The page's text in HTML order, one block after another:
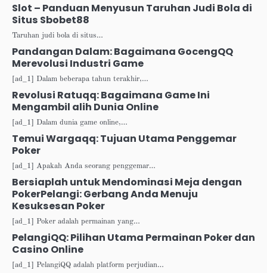
Slot – Panduan Menyusun Taruhan Judi Bola di
Situs Sbobet88
Taruhan judi bola di situs…
Pandangan Dalam: Bagaimana GocengQQ
Merevolusi Industri Game
[ad_1] Dalam beberapa tahun terakhir,…
Revolusi Ratuqq: Bagaimana Game Ini
Mengambil alih Dunia Online
[ad_1] Dalam dunia game online,…
Temui Wargaqq: Tujuan Utama Penggemar
Poker
[ad_1] Apakah Anda seorang penggemar…
Bersiaplah untuk Mendominasi Meja dengan
PokerPelangi: Gerbang Anda Menuju
Kesuksesan Poker
[ad_1] Poker adalah permainan yang…
PelangiQQ: Pilihan Utama Permainan Poker dan
Casino Online
[ad_1] PelangiQQ adalah platform perjudian…